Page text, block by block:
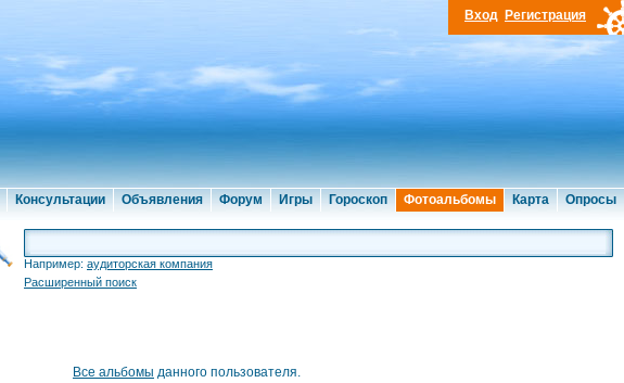
Консультации Объявления Форум Игры Гороскоп Фотоальбомы Карта Опросы
Вход Регистрация
Например: аудиторская компания
Расширенный поиск
Все альбомы данного пользователя.